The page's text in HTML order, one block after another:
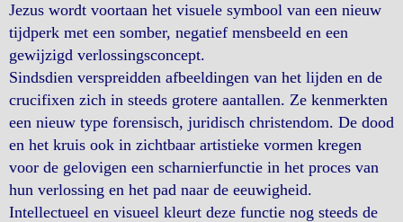
Jezus wordt voortaan het visuele symbool van een nieuw
tijdperk met een somber, negatief mensbeeld en een
gewijzigd verlossingsconcept.
Sindsdien verspreidden afbeeldingen van het lijden en de
crucifixen zich in steeds grotere aantallen. Ze kenmerkten
een nieuw type forensisch, juridisch christendom. De dood
en het kruis ook in zichtbaar artistieke vormen kregen
voor de gelovigen een scharnierfunctie in het proces van
hun verlossing en het pad naar de eeuwigheid.
Intellectueel en visueel kleurt deze functie nog steeds de